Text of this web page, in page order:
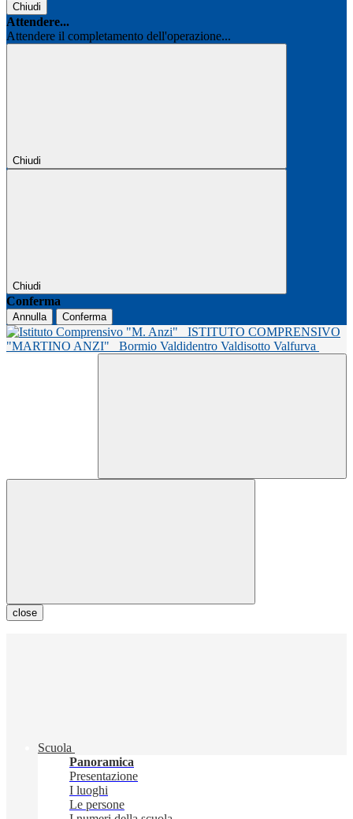
Chiudi
Attendere...
Attendere il completamento dell'operazione...
Chiudi
Chiudi
Conferma
Annulla Conferma
ISTITUTO COMPRENSIVO
"MARTINO ANZI"
Bormio Valdidentro Valdisotto Valfurva
close
Scuola
Panoramica
Presentazione
I luoghi
Le persone